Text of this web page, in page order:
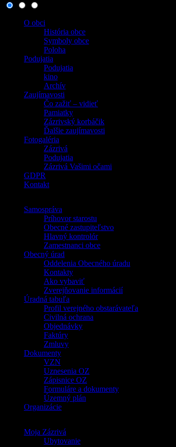
O obci
História obce
Symboly obce
Poloha
Podujatia
Podujatia
kino
Archív
Zaujímavosti
Čo zažiť – vidieť
Pamiatky
Zázrivský korbáčik
Ďalšie zaujímavosti
Fotogaléria
Zázrivá
Podujatia
Zázrivá Vašimi očami
GDPR
Kontakt
Samospráva
Príhovor starostu
Obecné zastupiteľstvo
Hlavný kontrolór
Zamestnanci obce
Obecný úrad
Oddelenia Obecného úradu
Kontakty
Ako vybaviť
Zverejňovanie informácií
Úradná tabuľa
Profil verejného obstarávateľa
Civilná ochrana
Objednávky
Faktúry
Zmluvy
Dokumenty
VZN
Uznesenia OZ
Zápisnice OZ
Formuláre a dokumenty
Územný plán
Organizácie
Moja Zázrivá
Ubytovanie